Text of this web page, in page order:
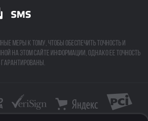
меры к тому, чтобы обеспечить точность и
на этом сайте информации, однако ее точность
гарантированы.